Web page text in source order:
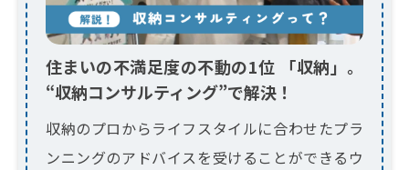
住まいの不満足度の不動の1位 「収納」。
“収納コンサルティング”で解決！
収納のプロからライフスタイルに合わせたプラ
ンニングのアドバイスを受けることができるウ